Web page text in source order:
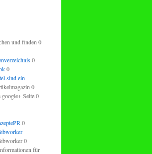
und finden 0
0
0
sind ein
0
Seite 0
0
0
für